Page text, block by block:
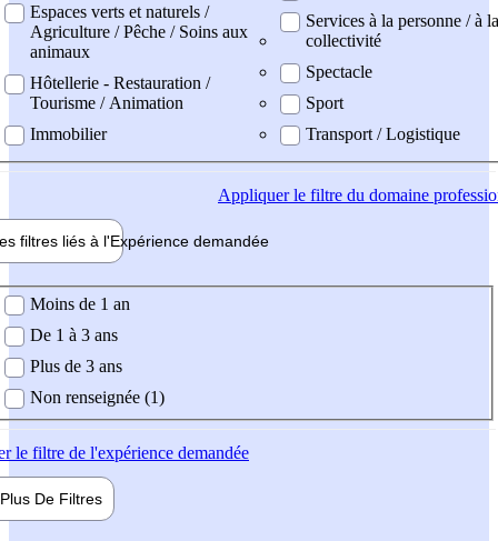
Espaces verts et naturels /
Agriculture / Pêche / Soins aux
animaux
Hôtellerie - Restauration /
Tourisme / Animation
Immobilier
Services à la personne / à la
collectivité
Spectacle
Sport
Transport / Logistique
Appliquerle filtre du domaine
filtres liés à l'Expérience demandée
demandée
Moins de 1 an
De 1 à 3 ans
Plus de 3 ans
Non renseignée (1)
le filtre de l'expérience demandée
Plus De Filtres